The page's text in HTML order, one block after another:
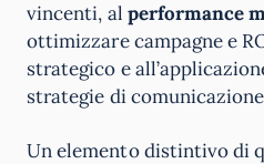
vincenti, al performance
ottimizzare campagne e
strategico e
strategie di
Un elemento distintivo di